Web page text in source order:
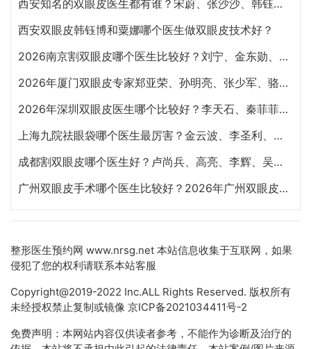
西安知名的双眼皮医生都有谁？宋蔚、张沙沙、韩钰博、王璇、张文军谁做双眼皮更好？
西安双眼皮韩钰博和粟娜哪个医生做双眼皮技术好？
2026南京割双眼皮哪个医生比较好？刘宁、金东勋、朱喆辰、丁洪如、孙宗良哪个最好？
2026年厦门双眼皮专家郑亚荣、孙明亮、张少军、骆新峰、张宏、陈运生哪个最好？
2026年深圳双眼皮医生哪个比较好？李天石、秦菲菲、朱武根、田芳斌、林登文哪个最好？
上海九院祛眼袋哪个医生最厉害？金云波、李圣利、苏薇洁、孙笛、高博闻祛眼袋技术谁好？
成都割双眼皮哪个医生好？卢尚兵、高亮、李辉、吴建、杨迪、雷蕾、李萍、虞冬梅谁好？
广州双眼皮手术哪个医生比较好？2026年广州双眼皮专家预约排行榜前十名大全
整形医生预约网 www.nrsg.net 本站信息收集于互联网，如果
侵犯了您的权利请联系本站客服
Copyright@2019-2022 Inc.ALL Rights Reserved. 版权所有
未经授权禁止复制或镜像 京ICP备2021034411号-2
免费声明：本网站内容仅供读者参考，不能作为诊断及治疗的